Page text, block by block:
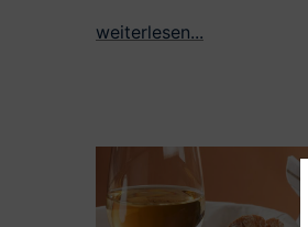
weiterlesen...